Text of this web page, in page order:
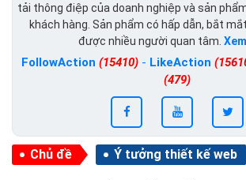
tải thông điệp của doanh nghiệp và sản
khách hàng. Sản phẩm có hấp dẫn, bắt
được nhiều người quan tâm.
FollowAction (15410)- LikeAction
(479)
Chủ đề Ý tưởng thiết kế web